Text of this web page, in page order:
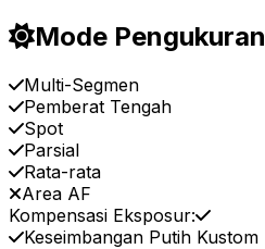
Mode Pengukuran
Multi-Segmen
Pemberat Tengah
Spot
Parsial
Rata-rata
Area AF
Kompensasi Eksposur:
Keseimbangan Putih Kustom